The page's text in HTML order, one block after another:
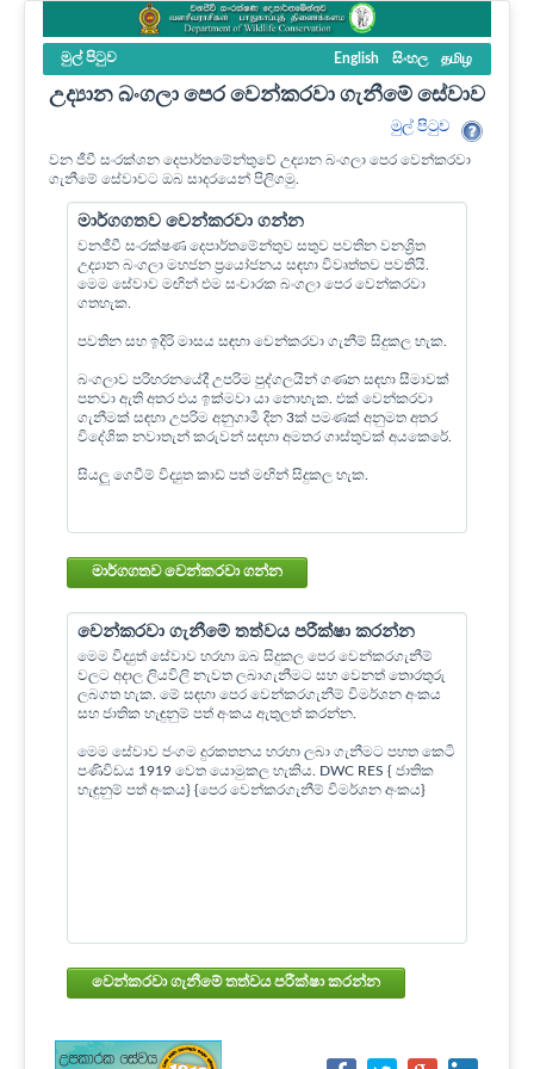
මුල් පි‍ටුව English සිංහල தமிழ
උද්‍යාන බංගලා පෙර වෙන්කරවා ගැනීමේ සේවාව
මුල් පි‍ටුව
වන ජීවී සංරක්ශන දෙපාර්තමේන්තුවේ උද්‍යාන බංගලා පෙර වෙන්කරවා
ගැනීමේ සේවාවට ඔබ සාදරයෙන් පිලිගමු.
මාර්ගගතව වෙන්කරවා ගන්න
වනජීවී සංරක්ෂණ දෙපාර්තමේන්තුව සතුව පවතින වනශ්‍රිත
උද්‍යාන බංගලා මහජන ප්‍රයෝජනය සඳහා විවෘත්තව පවතියි.
මෙම සේවාව මඟින් එම සංචාරක බංගලා පෙර වෙන්කරවා
ගතහැක.
පවතින සහ ඉදිරි මාසය සඳහා වෙන්කරවා ගැනීම් සිදුකල හැක.
බංගලාව පරිහරනයේදී උපරිම පුද්ගලයින් ගණන සඳහා සීමාවක්
පනවා ඇති අතර එය ඉක්මවා යා නොහැක. එක් වෙන්කරවා
ගැනීමක් සඳහා උපරිම අනුගාමී දින 3ක් පමණක් අනුමත අතර
විදේශික නවාතැන් කරුවන් සඳහා අමතර ගාස්තුවක් අයකෙරේ.
සියලු ගෙවීම් විද්‍යුත කාඩ් පත් මඟින් සිදුකල හැක.
මාර්ගගතව වෙන්කරවා ගන්න
වෙන්කරවා ගැනීමේ තත්වය පරීක්ෂා කරන්න
මෙම විද්‍යුත් සේවාව හරහා ඔබ සිදුකල පෙර වෙන්කරගැනීම්
වලට අදාල ලියවිලි නැවත ලබාගැනීමට සහ වෙනත් තොරතුරු
ලබගත හැක. මේ සඳහා පෙර වෙන්කරගැනීම් විමර්ශන අංකය
සහ ජාතික හැඳුනුම් පත් අංකය ඇතුලත් කරන්න.
මෙම සේවාව ජංගම දුරකතනය හරහා ලබා ගැනීමට පහත කෙටි
පණිවිඩය 1919 වෙත යොමුකල හැකිය. DWC RES { ජාතික
හැඳුනුම් පත් අංකය} {පෙර වෙන්කරගැනීම් විමර්ශන අංකය}
වෙන්කරවා ගැනීමේ තත්වය පරීක්ෂා කරන්න